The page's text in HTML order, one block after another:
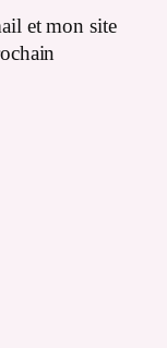
et mon site